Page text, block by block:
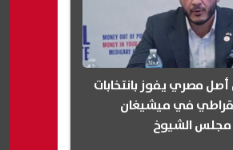
مصري يفوز بانتخابات
في ميشيغان
الشيوخ